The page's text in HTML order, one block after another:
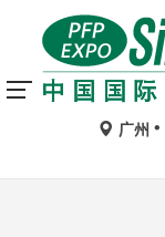
广州